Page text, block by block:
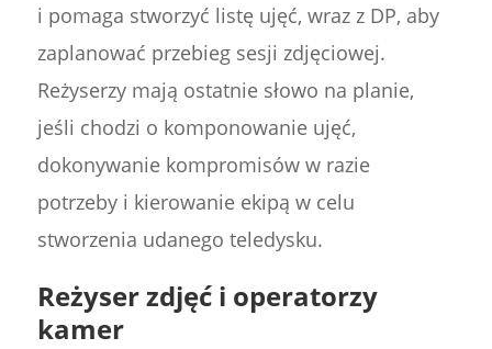
i pomaga stworzyć listę ujęć, wraz z DP, aby
zaplanować przebieg sesji zdjęciowej.
Reżyserzy mają ostatnie słowo na planie,
jeśli chodzi o komponowanie ujęć,
dokonywanie kompromisów w razie
potrzeby i kierowanie ekipą w celu
stworzenia udanego teledysku.
Reżyser zdjęć i operatorzy
kamer